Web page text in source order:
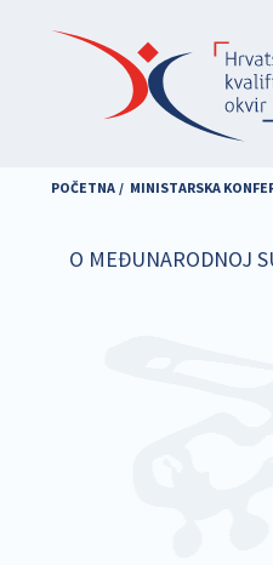
POČETNA MINISTARSKA
O MEĐUNARODNOJ